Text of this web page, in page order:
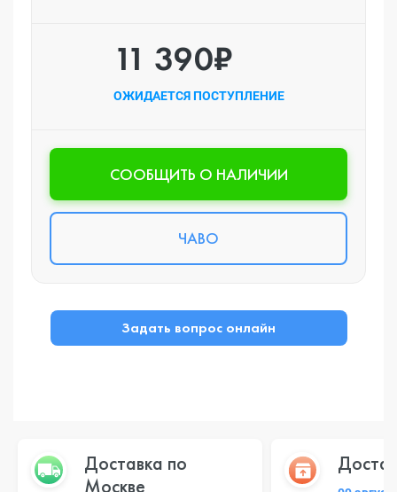
11 390₽
ОЖИДАЕТСЯ ПОСТУПЛЕНИЕ
CООБЩИТЬ О НАЛИЧИИ
ЧАВО
Задать вопрос онлайн
Доставка по
Москве